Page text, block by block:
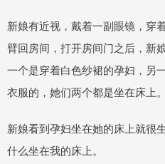
新娘有近视，戴着一副眼镜，穿
臂回房间，打开房间门之后，新
一个是穿着白色纱裙的孕妇，另
衣服的，她们两个都是坐在床上。
新娘看到孕妇坐在她的床上就很
什么坐在我的床上。